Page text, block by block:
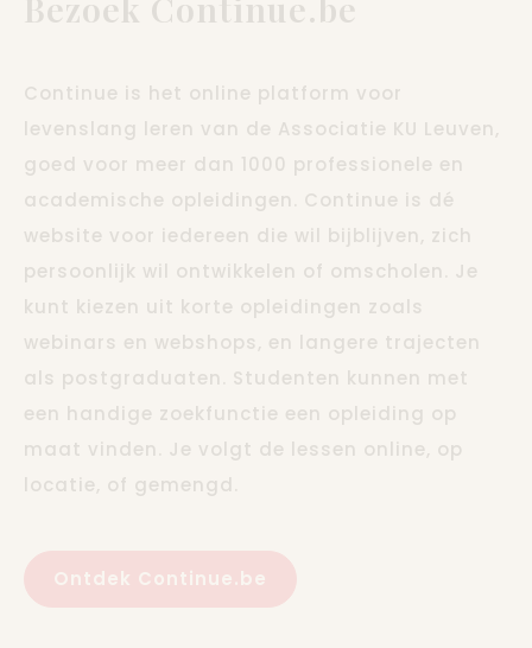
Continue is het online platform voor
levenslang leren van de Associatie KU Leuven,
goed voor meer dan 1000 professionele en
academische opleidingen. Continue is dé
website voor iedereen die wil bijblijven, zich
persoonlijk wil ontwikkelen of omscholen. Je
kunt kiezen uit korte opleidingen zoals
webinars en webshops, en langere trajecten
als postgraduaten. Studenten kunnen met
een handige zoekfunctie een opleiding op
maat vinden. Je volgt de lessen online, op
locatie, of gemengd.
Ontdek Continue.be